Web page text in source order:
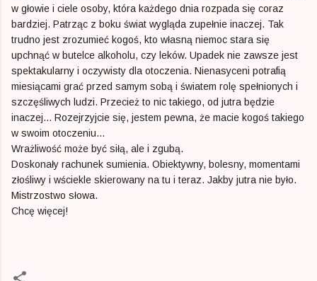
w głowie i ciele osoby, która każdego dnia rozpada się coraz
bardziej. Patrząc z boku świat wygląda zupełnie inaczej. Tak
trudno jest zrozumieć kogoś, kto własną niemoc stara się
upchnąć w butelce alkoholu, czy leków. Upadek nie zawsze jest
spektakularny i oczywisty dla otoczenia. Nienasyceni potrafią
miesiącami grać przed samym sobą i światem rolę spełnionych i
szczęśliwych ludzi. Przecież to nic takiego, od jutra będzie
inaczej... Rozejrzyjcie się, jestem pewna, że macie kogoś takiego
w swoim otoczeniu...
Wrażliwość może być siłą, ale i zgubą.
Doskonały rachunek sumienia. Obiektywny, bolesny, momentami
złośliwy i wściekle skierowany na tu i teraz. Jakby jutra nie było.
Mistrzostwo słowa.
Chcę więcej!